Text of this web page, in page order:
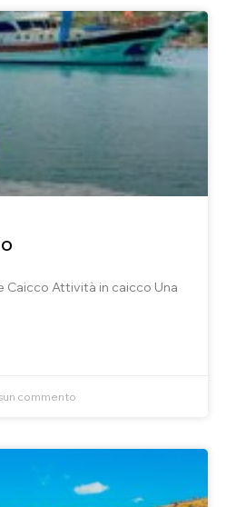
Attività in caicco Una
commento